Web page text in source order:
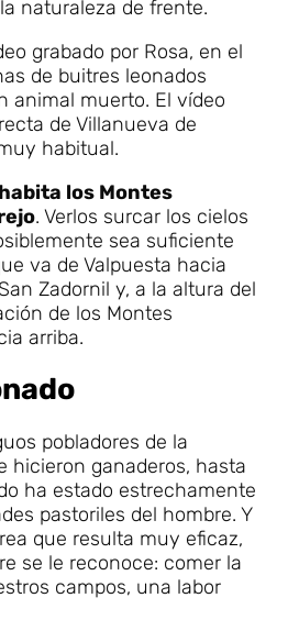
naturaleza de frente.
grabado por Rosa, en el
de buitres leonados
animal muerto. El vídeo
de Villanueva de
habitual.
los Montes
. Verlos surcar los cielos
sea suficiente
va de Valpuesta hacia
Zadornil y, a la altura del
de los Montes
arriba.
pobladores de la
hicieron ganaderos, hasta
ha estado estrechamente
pastoriles del hombre. Y
que resulta muy eficaz,
se le reconoce: comer la
campos, una labor